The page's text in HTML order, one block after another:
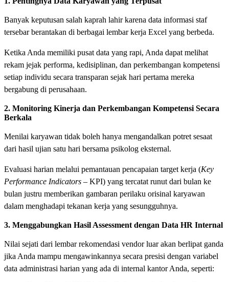
Banyak keputusan salah kaprah lahir karena data informasi staf
tersebar berantakan di berbagai lembar kerja Excel yang berbeda.
Ketika Anda memiliki pusat data yang rapi, Anda dapat melihat
rekam jejak performa, kedisiplinan, dan perkembangan kompetensi
setiap individu secara transparan sejak hari pertama mereka
bergabung di perusahaan.
2. Monitoring Kinerja dan Perkembangan Kompetensi Secara
Berkala
Menilai karyawan tidak boleh hanya mengandalkan potret sesaat
dari hasil ujian satu hari bersama psikolog eksternal.
Evaluasi harian melalui pemantauan pencapaian target kerja (Key
Performance Indicators – KPI) yang tercatat runut dari bulan ke
bulan justru memberikan gambaran perilaku orisinal karyawan
dalam menghadapi tekanan kerja yang sesungguhnya.
3. Menggabungkan Hasil Assessment dengan Data HR Internal
Nilai sejati dari lembar rekomendasi vendor luar akan berlipat ganda
jika Anda mampu mengawinkannya secara presisi dengan variabel
data administrasi harian yang ada di internal kantor Anda, seperti: